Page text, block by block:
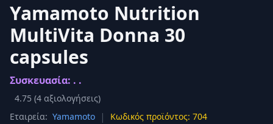
Yamamoto Nutrition
MultiVita Donna 30
capsules
Συσκευασία: . .
4.75 (4 αξιολογήσεις)
Εταιρεία: Yamamoto | Κωδικός προϊόντος: 704